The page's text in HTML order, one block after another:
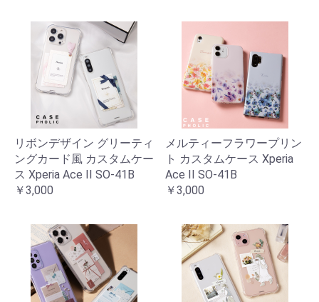
リボンデザイン グリーティ
ングカード風 カスタムケー
ス Xperia Ace II SO-41B
￥3,000
メルティーフラワープリン
ト カスタムケース Xperia
Ace II SO-41B
￥3,000